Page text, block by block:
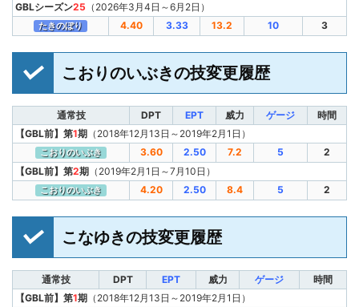
GBLシーズン25 （2026年3月4日～6月2日）
たきのぼり 4.40 3.33 13.2 10 3
こおりのいぶきの技変更履歴
通常技 DPT EPT 威力 ゲージ
時間
【GBL前】第1期 （2018年12月13日～2019年2月1日）
こおりのいぶき 3.60 2.50 7.2 5
2
【GBL前】第2期 （2019年2月1日～7月10日）
こおりのいぶき 4.20 2.50 8.4 5 2
こなゆきの技変更履歴
通常技 DPT EPT 威力 ゲージ
時間
【GBL前】第1期 （2018年12月13日～2019年2月1日）